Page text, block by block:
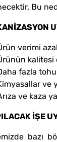
Bu
verimi
kalitesi
fazla
ve
ve kaza
İŞE
bazı